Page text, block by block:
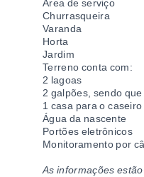
Área de serviço
Churrasqueira
Varanda
Horta
Jardim
Terreno conta com:
2 lagoas
2 galpões, sendo
1 casa para o caseiro
Água da nascente
Portões eletrônicos
Monitoramento por
As informações